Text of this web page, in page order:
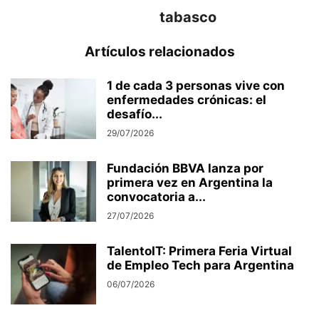
tabasco
Artículos relacionados
1 de cada 3 personas vive con
enfermedades crónicas: el
desafío...
29/07/2026
Fundación BBVA lanza por
primera vez en Argentina la
convocatoria a...
27/07/2026
TalentoIT: Primera Feria Virtual
de Empleo Tech para Argentina
06/07/2026